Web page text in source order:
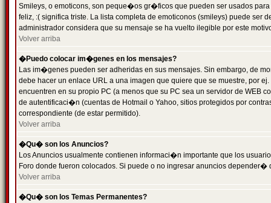
Smileys, o emoticons, son peque�os gr�ficos que pueden ser usados
feliz, :( significa triste. La lista completa de emoticonos (smileys) puede
administrador considera que su mensaje se ha vuelto ilegible por este
Volver arriba
�Puedo colocar im�genes en los mensajes?
Las im�genes pueden ser adheridas en sus mensajes. Sin embargo, de
debe hacer un enlace URL a una imagen que quiere que se muestre, por
encuentren en su propio PC (a menos que su PC sea un servidor de
de autentificaci�n (cuentas de Hotmail o Yahoo, sitios protegidos por
correspondiente (de estar permitido).
Volver arriba
�Qu� son los Anuncios?
Los Anuncios usualmente contienen informaci�n importante que los
Foro donde fueron colocados. Si puede o no ingresar anuncios
Volver arriba
�Qu� son los Temas Permanentes?